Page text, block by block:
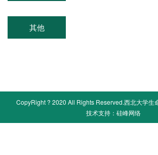
其他
CopyRight ? 2020 All Rights Reserved.西北大学生
技术支持： 硅峰网络